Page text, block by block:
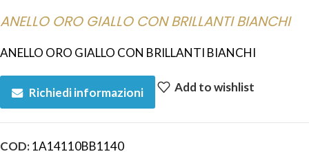
ANELLO ORO GIALLO CON BRILLANTI BIANCHI
ANELLO ORO GIALLO CON BRILLANTI BIANCHI
Richiedi informazioni Add to wishlist
COD:1A14110BB1140